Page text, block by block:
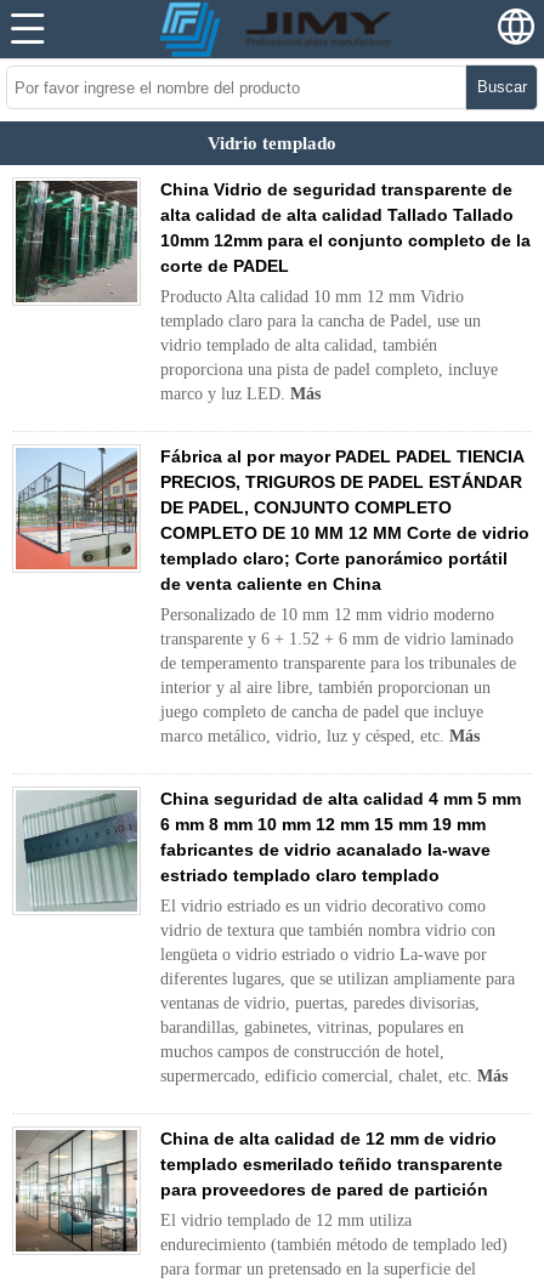
Buscar
Vidrio templado
China Vidrio de seguridad transparente de
alta calidad de alta calidad Tallado Tallado
10mm 12mm para el conjunto completo de la
corte de PADEL
Producto Alta calidad 10 mm 12 mm Vidrio
templado claro para la cancha de Padel, use un
vidrio templado de alta calidad, también
proporciona una pista de padel completo, incluye
marco y luz LED. Más
Fábrica al por mayor PADEL PADEL TIENCIA
PRECIOS, TRIGUROS DE PADEL ESTÁNDAR
DE PADEL, CONJUNTO COMPLETO
COMPLETO DE 10 MM 12 MM Corte de vidrio
templado claro; Corte panorámico portátil
de venta caliente en China
Personalizado de 10 mm 12 mm vidrio moderno
transparente y 6 + 1.52 + 6 mm de vidrio laminado
de temperamento transparente para los tribunales de
interior y al aire libre, también proporcionan un
juego completo de cancha de padel que incluye
marco metálico, vidrio, luz y césped, etc. Más
China seguridad de alta calidad 4 mm 5 mm
6 mm 8 mm 10 mm 12 mm 15 mm 19 mm
fabricantes de vidrio acanalado la-wave
estriado templado claro templado
El vidrio estriado es un vidrio decorativo como
vidrio de textura que también nombra vidrio con
lengüeta o vidrio estriado o vidrio La-wave por
diferentes lugares, que se utilizan ampliamente para
ventanas de vidrio, puertas, paredes divisorias,
barandillas, gabinetes, vitrinas, populares en
muchos campos de construcción de hotel,
supermercado, edificio comercial, chalet, etc. Más
China de alta calidad de 12 mm de vidrio
templado esmerilado teñido transparente
para proveedores de pared de partición
El vidrio templado de 12 mm utiliza
endurecimiento (también método de templado led)
para formar un pretensado en la superficie del